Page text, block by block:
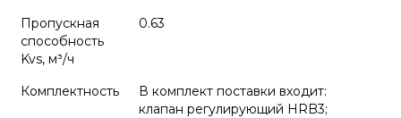
Пропускная
способность
Kvs, м³/ч
0.63
Комплектность
В комплект поставки входит:
клапан регулирующий HRB3;